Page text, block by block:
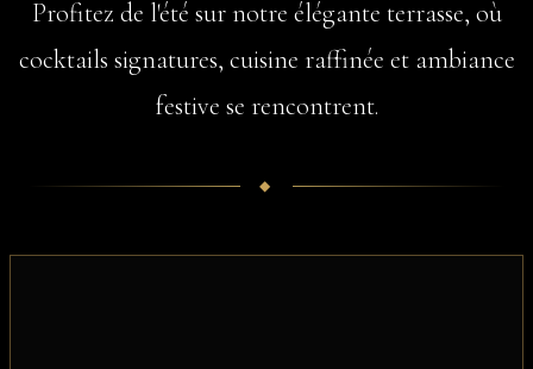
Profitez de l'été sur notre élégante terrasse, où
cocktails signatures, cuisine raffinée et ambiance
festive se rencontrent.
◆